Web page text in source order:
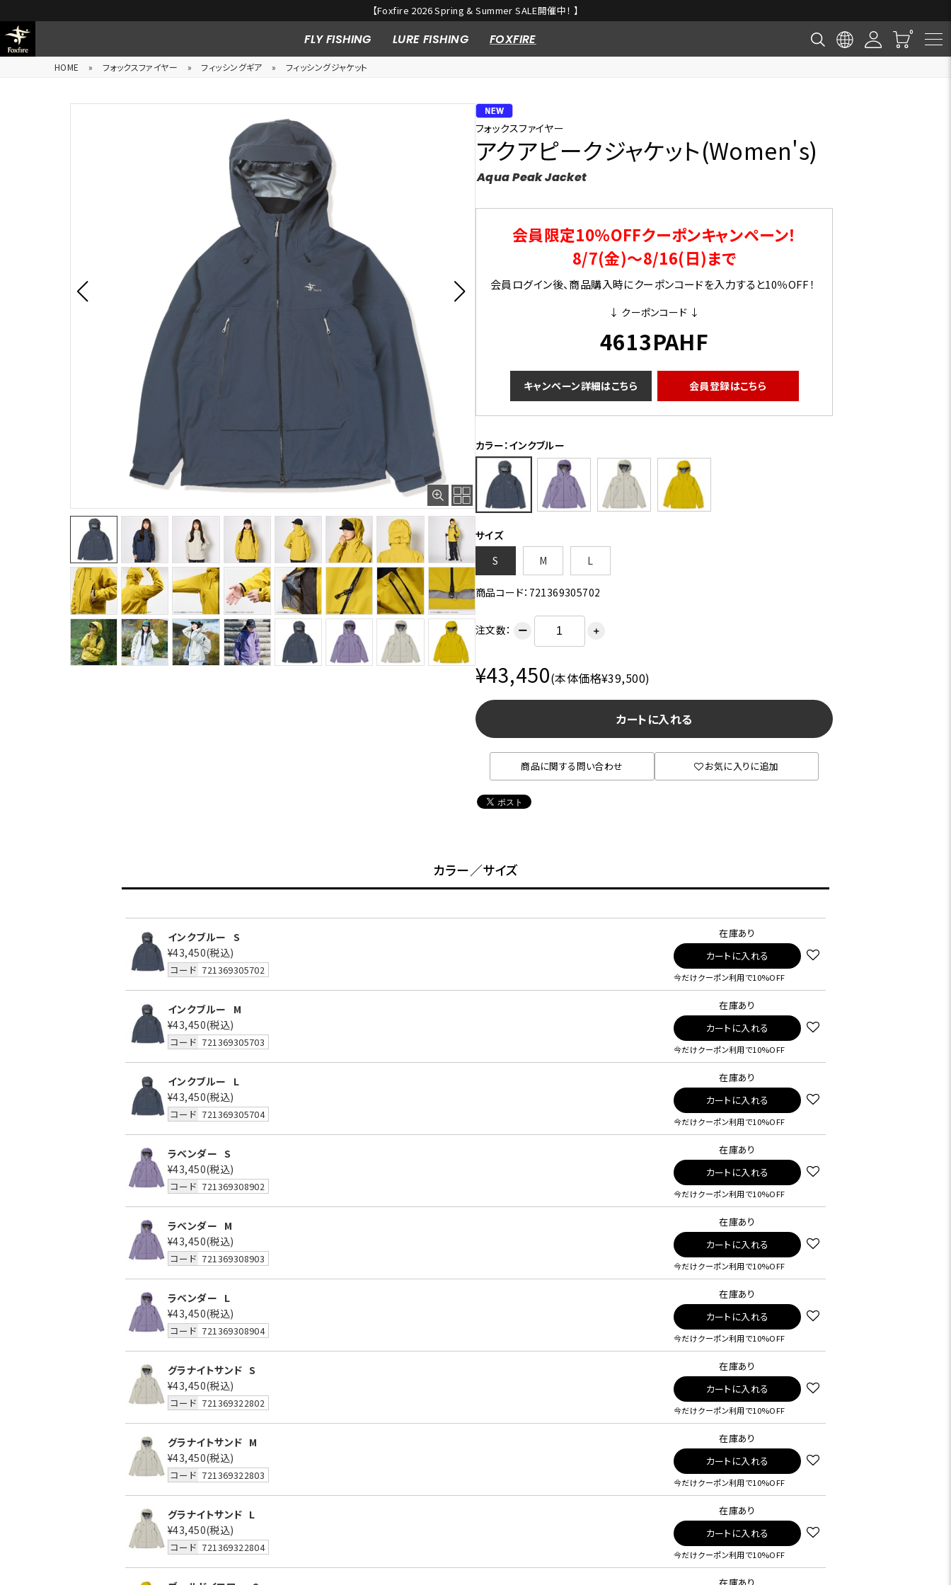
【Foxfire 2026 Spring & Summer SALE開催中！ 】
FLY FISHING LURE FISHING FOXFIRE
HOME » フォックスファイヤー » フィッシングギア » フィッシングジャケット
フォックスファイヤー
アクアピークジャケット(Women's)
Aqua Peak Jacket
会員限定10％OFFクーポンキャンペーン！
8/7(金)～8/16(日)まで
会員ログイン後、商品購入時にクーポンコードを入力すると10％OFF！
↓ クーポンコード ↓
4613PAHF
キャンペーン詳細はこちら 会員登録はこちら
カラー：インクブルー
サイズ
S
M L
商品コード：721369305702
注文数： ー ＋
¥43,450(本体価格¥39,500)
カートに入れる
商品に関する問い合わせ お気に入りに追加
カラー／サイズ
インクブルー S
¥43,450(税込)
コード 721369305702
在庫あり
カートに入れる
今だけクーポン利用で10%OFF
インクブルー
M
¥43,450(税込)
コード 721369305703
在庫あり
カートに入れる
今だけクーポン利用で10%OFF
インクブルー
L
¥43,450(税込)
コード 721369305704
在庫あり
カートに入れる
今だけクーポン利用で10%OFF
ラベンダー S
¥43,450(税込)
コード 721369308902
在庫あり
カートに入れる
今だけクーポン利用で10%OFF
ラベンダー M
¥43,450(税込)
コード 721369308903
在庫あり
カートに入れる
今だけクーポン利用で10%OFF
ラベンダー L
¥43,450(税込)
コード 721369308904
在庫あり
カートに入れる
今だけクーポン利用で10%OFF
グラナイトサンド S
¥43,450(税込)
コード 721369322802
在庫あり
カートに入れる
今だけクーポン利用で10%OFF
グラナイトサンド M
¥43,450(税込)
コード 721369322803
在庫あり
カートに入れる
今だけクーポン利用で10%OFF
グラナイトサンド L
¥43,450(税込)
コード 721369322804
在庫あり
カートに入れる
今だけクーポン利用で10%OFF